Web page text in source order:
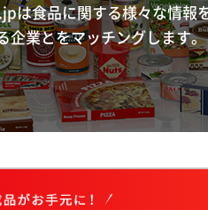
は食品に関する様々な情報
企業とをマッチングします。